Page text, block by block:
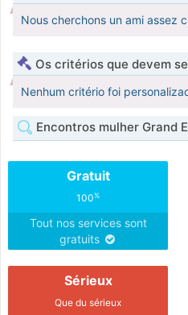
Nous cherchons un ami assez
Os critérios que devem
Nenhum critério foi
Encontros mulher Grand
Gratuit
100%
Tout nos services sont
gratuits
Sérieux
Que du sérieux